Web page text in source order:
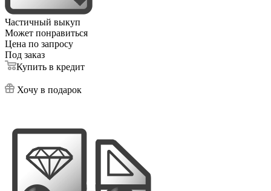
Частичный выкуп
Может понравиться
Цена по запросу
Под заказ
Купить в кредит
Хочу в подарок